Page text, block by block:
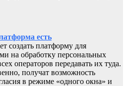
есть
создать платформу для
на обработку персональных
операторов передавать их туда.
получат возможность
в режиме «одного окна» и